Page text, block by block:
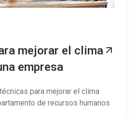
mejorar el clima
empresa
para mejorar el clima
de recursos humanos